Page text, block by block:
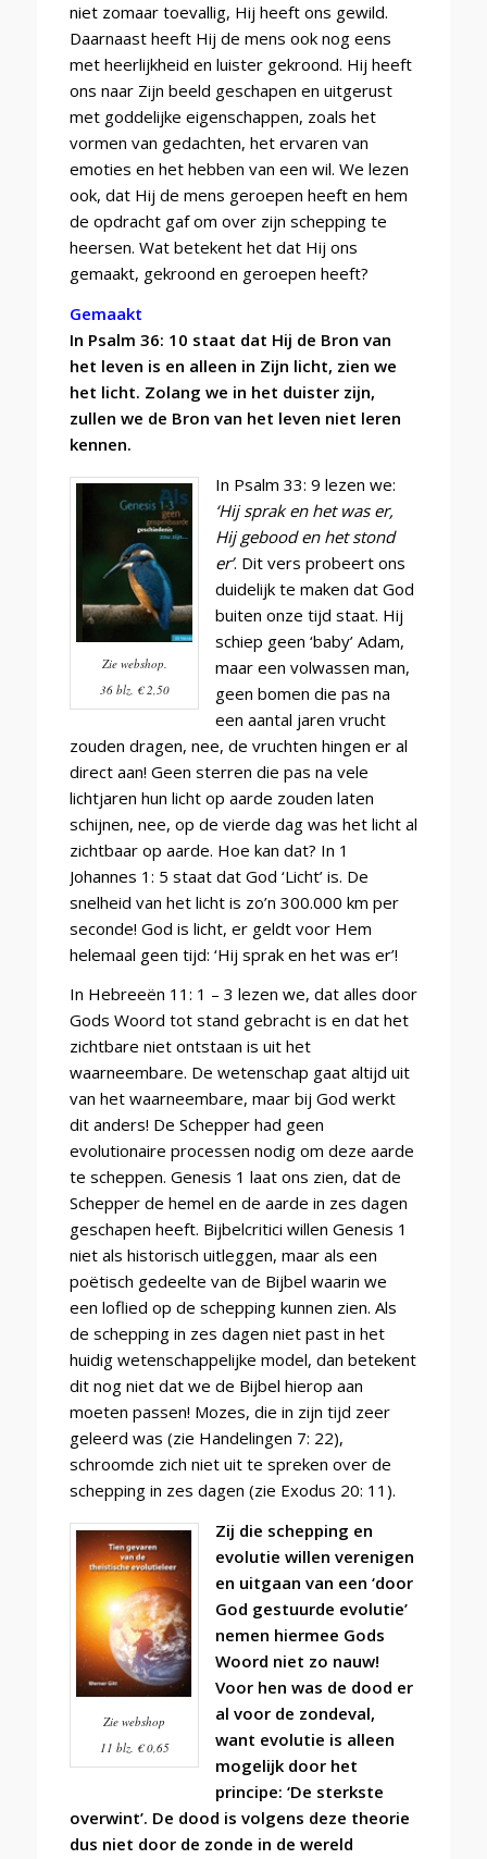
niet zomaar toevallig, Hij heeft ons gewild.
Daarnaast heeft Hij de mens ook nog eens
met heerlijkheid en luister gekroond. Hij heeft
ons naar Zijn beeld geschapen en uitgerust
met goddelijke eigenschappen, zoals het
vormen van gedachten, het ervaren van
emoties en het hebben van een wil. We lezen
ook, dat Hij de mens geroepen heeft en hem
de opdracht gaf om over zijn schepping te
heersen. Wat betekent het dat Hij ons
gemaakt, gekroond en geroepen heeft?
Gemaakt
In Psalm 36: 10 staat dat Hij de Bron van
het leven is en alleen in Zijn licht, zien we
het licht. Zolang we in het duister zijn,
zullen we de Bron van het leven niet leren
kennen.
Zie webshop.
36 blz. € 2,50
In Psalm 33: 9 lezen we:
‘Hij sprak en het was er,
Hij gebood en het stond
er’. Dit vers probeert ons
duidelijk te maken dat God
buiten onze tijd staat. Hij
schiep geen ‘baby’ Adam,
maar een volwassen man,
geen bomen die pas na
een aantal jaren vrucht
zouden dragen, nee, de vruchten hingen er al
direct aan! Geen sterren die pas na vele
lichtjaren hun licht op aarde zouden laten
schijnen, nee, op de vierde dag was het licht al
zichtbaar op aarde. Hoe kan dat? In 1
Johannes 1: 5 staat dat God ‘Licht’ is. De
snelheid van het licht is zo’n 300.000 km per
seconde! God is licht, er geldt voor Hem
helemaal geen tijd: ‘Hij sprak en het was er’!
In Hebreeën 11: 1 – 3 lezen we, dat alles door
Gods Woord tot stand gebracht is en dat het
zichtbare niet ontstaan is uit het
waarneembare. De wetenschap gaat altijd uit
van het waarneembare, maar bij God werkt
dit anders! De Schepper had geen
evolutionaire processen nodig om deze aarde
te scheppen. Genesis 1 laat ons zien, dat de
Schepper de hemel en de aarde in zes dagen
geschapen heeft. Bijbelcritici willen Genesis 1
niet als historisch uitleggen, maar als een
poëtisch gedeelte van de Bijbel waarin we
een loflied op de schepping kunnen zien. Als
de schepping in zes dagen niet past in het
huidig wetenschappelijke model, dan betekent
dit nog niet dat we de Bijbel hierop aan
moeten passen! Mozes, die in zijn tijd zeer
geleerd was (zie Handelingen 7: 22),
schroomde zich niet uit te spreken over de
schepping in zes dagen (zie Exodus 20: 11).
Zie webshop
11 blz. € 0,65
Zij die schepping en
evolutie willen verenigen
en uitgaan van een ‘door
God gestuurde evolutie’
nemen hiermee Gods
Woord niet zo nauw!
Voor hen was de dood er
al voor de zondeval,
want evolutie is alleen
mogelijk door het
principe: ‘De sterkste
overwint’. De dood is volgens deze theorie
dus niet door de zonde in de wereld